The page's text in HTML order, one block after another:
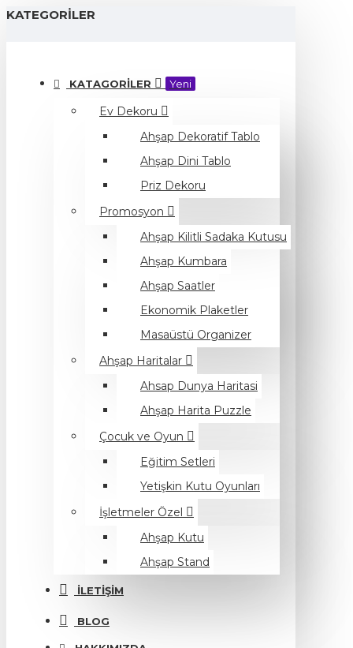
KATEGORILER
KATAGORILER Yeni
Ev Dekoru
Ahşap Dekoratif Tablo
Ahşap Dini Tablo
Priz Dekoru
Promosyon
Ahşap Kilitli Sadaka Kutusu
Ahşap Kumbara
Ahşap Saatler
Ekonomik Plaketler
Masaüstü Organizer
Ahşap Haritalar
Ahsap Dunya Haritasi
Ahşap Harita Puzzle
Çocuk ve Oyun
Eğitim Setleri
Yetişkin Kutu Oyunları
İşletmeler Özel
Ahşap Kutu
Ahşap Stand
İLETIŞIM
BLOG